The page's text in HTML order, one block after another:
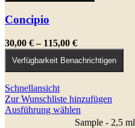
werden
Concipio
30,00 € – 115,00 €Preisspanne:
30,00 €
bis
115,00 €
Verfügbarkeit Benachrichtigen
Schnellansicht
Zur Wunschliste hinzufügen
Ausführung wählen
Produkt
Sample - 2,5 ml